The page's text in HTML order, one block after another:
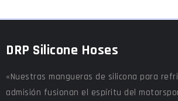
DRP Silicone Hoses
«Nuestras mangueras de silicona para
admisión fusionan el espíritu del